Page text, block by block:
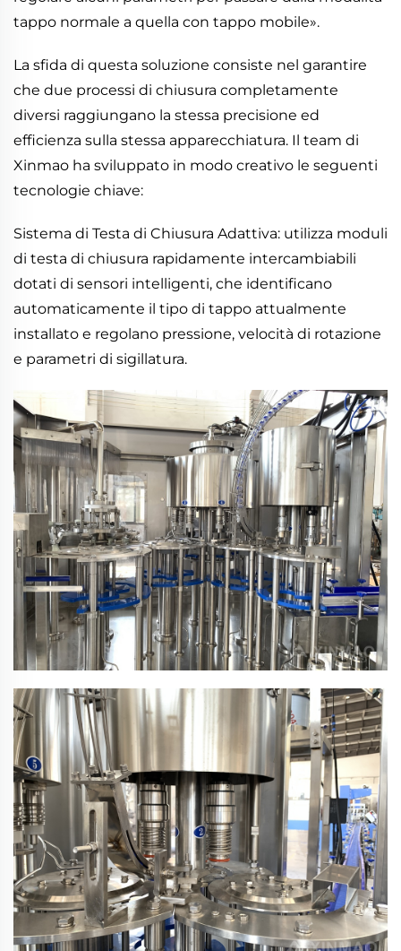
tappo normale a quella con tappo mobile».
La sfida di questa soluzione consiste nel garantire
che due processi di chiusura completamente
diversi raggiungano la stessa precisione ed
efficienza sulla stessa apparecchiatura. Il team di
Xinmao ha sviluppato in modo creativo le seguenti
tecnologie chiave:
Sistema di Testa di Chiusura Adattiva: utilizza moduli
di testa di chiusura rapidamente intercambiabili
dotati di sensori intelligenti, che identificano
automaticamente il tipo di tappo attualmente
installato e regolano pressione, velocità di rotazione
e parametri di sigillatura.